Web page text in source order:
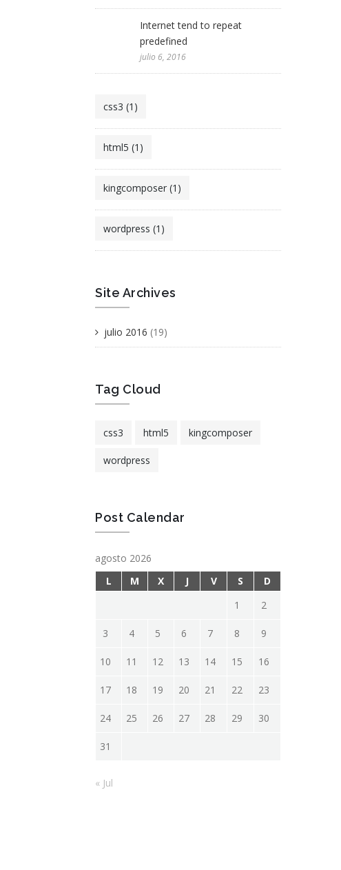
Internet tend to repeat
predefined
julio 6, 2016
css3 (1)
html5 (1)
kingcomposer (1)
wordpress (1)
Site Archives
julio 2016 (19)
Tag Cloud
css3 html5 kingcomposer
wordpress
Post Calendar
agosto 2026
L
M X J V S
D
1
2
3 4 5 6 7 8 9
10 11 12 13 14 15 16
17 18 19 20 21 22 23
24 25 26 27 28 29 30
31
« Jul